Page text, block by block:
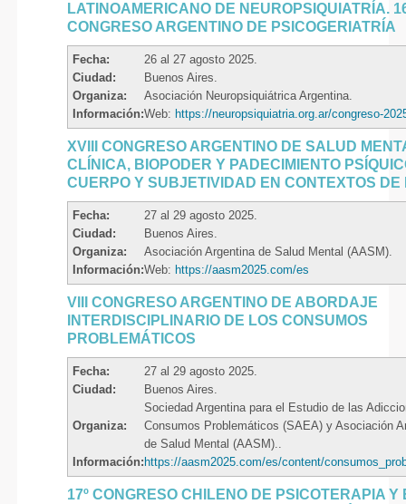
LATINOAMERICANO DE NEUROPSIQUIATRÍA.
CONGRESO ARGENTINO DE PSICOGERIATRÍA
Fecha:
26 al 27 agosto 2025.
Ciudad:
Buenos Aires.
Organiza:
Asociación Neuropsiquiátrica Argentina.
Información:Web: https://neuropsiquiatria.org.ar/congreso-
XVIII CONGRESO ARGENTINO DE SALUD
CLÍNICA, BIOPODER Y PADECIMIENTO
CUERPO Y SUBJETIVIDAD EN CONTEXTOS DE
Fecha:
27 al 29 agosto 2025.
Ciudad:
Buenos Aires.
Organiza:
Asociación Argentina de Salud Mental (AASM).
Información:Web: https://aasm2025.com/es
VIII CONGRESO ARGENTINO DE ABORDAJE
INTERDISCIPLINARIO DE LOS CONSUMOS
PROBLEMÁTICOS
Fecha:
27 al 29 agosto 2025.
Ciudad:
Buenos Aires.
Organiza:
Sociedad Argentina para el Estudio de las
Consumos Problemáticos (SAEA) y Asociación
de Salud Mental (AASM)..
Información: https://aasm2025.com/es/content/
17º CONGRESO CHILENO DE PSICOTERAPIA Y